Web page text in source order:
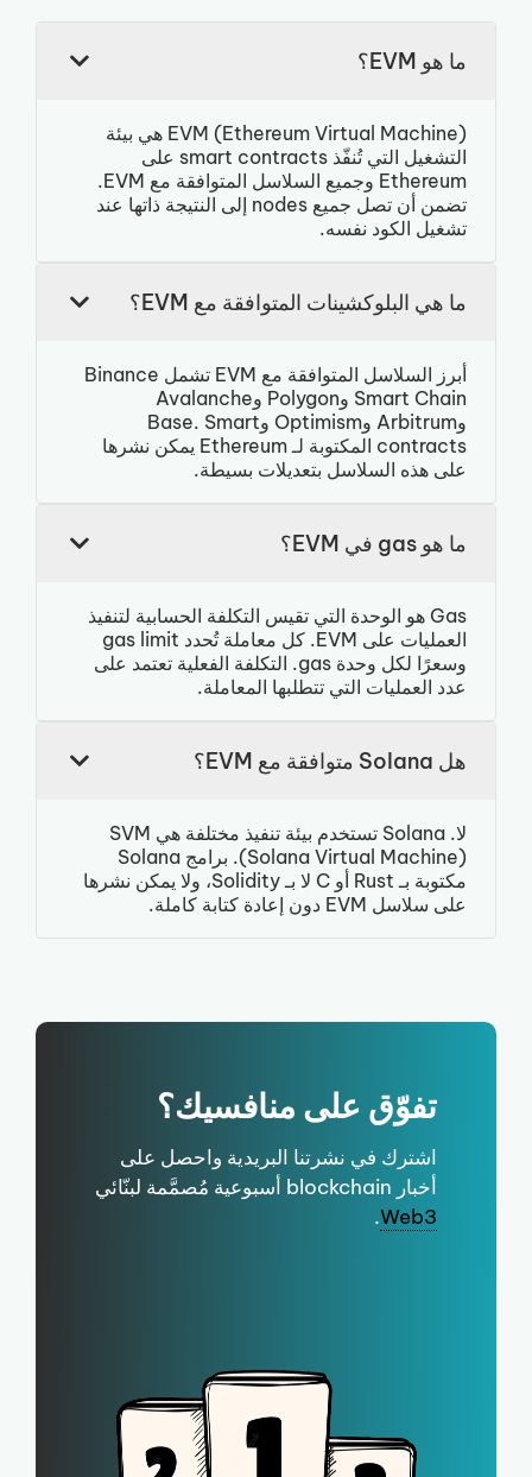
ما هو EVM؟
EVM (Ethereum Virtual Machine) هي بيئة
التشغيل التي تُنفّذ smart contracts على
Ethereum وجميع السلاسل المتوافقة مع EVM.
تضمن أن تصل جميع nodes إلى النتيجة ذاتها عند
تشغيل الكود نفسه.
ما هي البلوكشينات المتوافقة مع EVM؟
أبرز السلاسل المتوافقة مع EVM تشمل Binance
Smart Chain وPolygon وAvalanche
وArbitrum وOptimism وBase. Smart
contracts المكتوبة لـ Ethereum يمكن نشرها
على هذه السلاسل بتعديلات بسيطة.
ما هو gas في EVM؟
Gas هو الوحدة التي تقيس التكلفة الحسابية لتنفيذ
العمليات على EVM. كل معاملة تُحدد gas limit
وسعرًا لكل وحدة gas. التكلفة الفعلية تعتمد على
عدد العمليات التي تتطلبها المعاملة.
هل Solana متوافقة مع EVM؟
لا. Solana تستخدم بيئة تنفيذ مختلفة هي SVM
(Solana Virtual Machine). برامج Solana
مكتوبة بـ Rust أو C لا بـ Solidity، ولا يمكن نشرها
على سلاسل EVM دون إعادة كتابة كاملة.
تفوّق على منافسيك؟
اشترك في نشرتنا البريدية واحصل على
أخبار blockchain أسبوعية مُصمَّمة لبنّائي
Web3
.